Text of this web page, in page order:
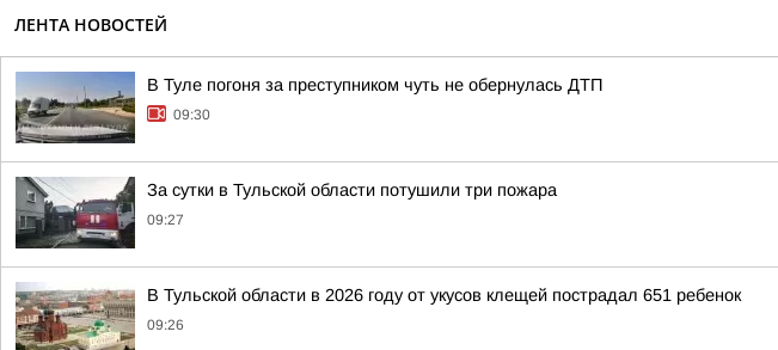
ЛЕНТА НОВОСТЕЙ
В Туле погоня за преступником чуть не обернулась ДТП
09:30
За сутки в Тульской области потушили три пожара
09:27
В Тульской области в 2026 году от укусов клещей пострадал 651 ребенок
09:26